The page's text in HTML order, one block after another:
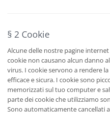
§ 2 Cookie
Alcune delle nostre pagine
cookie non causano alcun danno
virus. I cookie servono a rendere
efficace e sicura. I cookie sono
memorizzati sul tuo computer e
parte dei cookie che utilizziamo
Sono automaticamente cancellati